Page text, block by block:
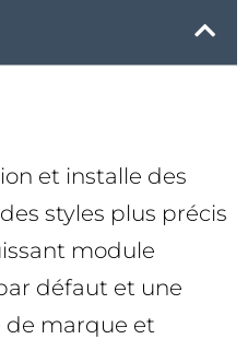
et installe des
styles plus précis
module
défaut et une
de marque et